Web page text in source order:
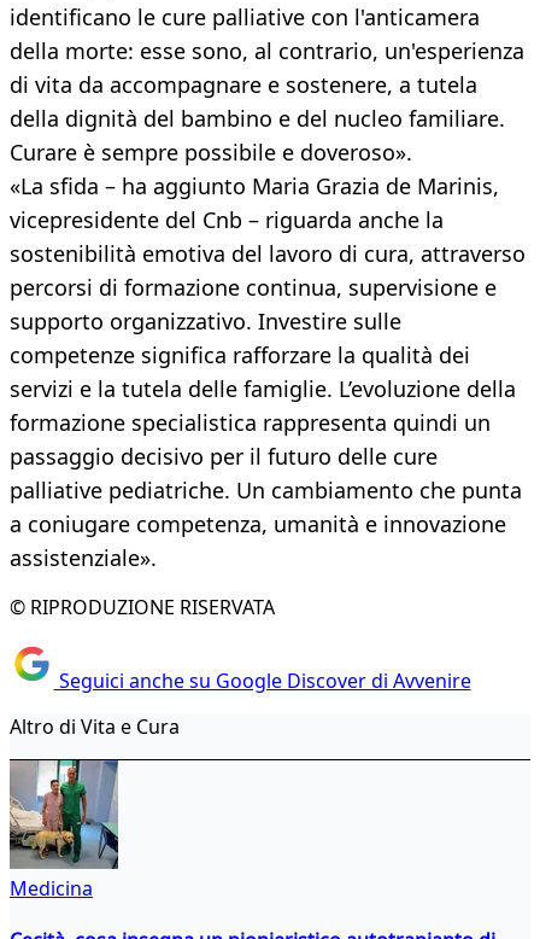
identificano le cure palliative con l'anticamera
della morte: esse sono, al contrario, un'esperienza
di vita da accompagnare e sostenere, a tutela
della dignità del bambino e del nucleo familiare.
Curare è sempre possibile e doveroso».
«La sfida – ha aggiunto Maria Grazia de Marinis,
vicepresidente del Cnb – riguarda anche la
sostenibilità emotiva del lavoro di cura, attraverso
percorsi di formazione continua, supervisione e
supporto organizzativo. Investire sulle
competenze significa rafforzare la qualità dei
servizi e la tutela delle famiglie. L’evoluzione della
formazione specialistica rappresenta quindi un
passaggio decisivo per il futuro delle cure
palliative pediatriche. Un cambiamento che punta
a coniugare competenza, umanità e innovazione
assistenziale».
© RIPRODUZIONE RISERVATA
Seguici anche su Google Discover di Avvenire
Altro di Vita e Cura
Medicina